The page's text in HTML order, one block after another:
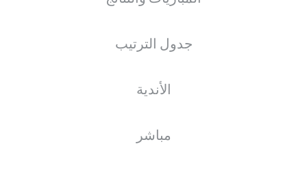
جدول الترتيب
الأندية
مباشر